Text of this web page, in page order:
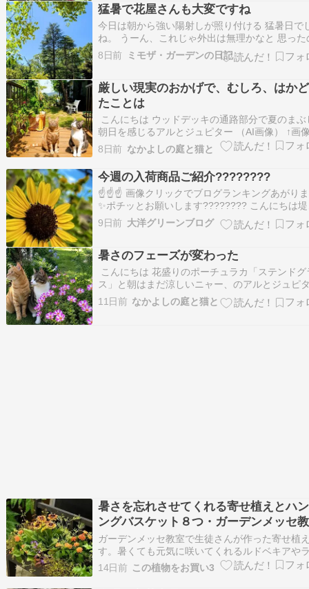
る方々もお体に気…
猛暑で花屋さんも大変ですね
今日は朝から強い陽射しが照り付ける 猛暑日で
ね。 うーん、これじゃ外出は無理かなと 思った
すが、そうしていると毎日 家に閉じ籠ることに
な。。。 こう思って、昼過ぎに外出しました。
青空と樹々の緑がきれい ですね。…
8日前 ミモザ・ガーデンの日記
厳しい現実のおかげで、むしろ、はか
たことは
こんにちは ウッドデッキの通路部分で夏のまぶ
朝日を感じるアルとジュピター （AI画像） ↑画
元写真↓ 左の、収穫BOXに植えてあるのはゴーヤ
「願寿」です。１日２回の水やりで、何とか枯
にいます。 早朝の水やりを終えた庭赤紫のパー
ファンテングラスがふわふわとおしゃれ…
8日前 なかよしの庭と猫と
今週の入荷商品ご紹介????????
☝️☝️☝️ 画像クリックでブログランキングあがり
✨ポチッとお願いします???????? こんにちは
す 季節は夏真っ盛り????????毎日、暑い以外
葉が出ませんが笑暑さに負けず元気に育つ植物
性的な観葉植物や人気の…
9日前 大洋グリーンブログ
暑さのフェーズが変わった
こんにちは 花盛りのポーチュラカ「ステンドグ
ス」と朝はまだ涼しいニャー、のアルとジュピ
（AI画像） ↑画像の元写真↓ 今朝は特にたくさん
てくれてました。もう、来年からは、夏花壇の
11日前 なかよしの庭と猫と
暑さを忘れさせてくれる寄せ植えとハ
ングバスケット８つ・ガーデンメッセ
ガーデンメッセ教室で生徒さんが作った寄せ植
す。暑くても元気に咲いてくれるルドベキアや
タナ、ふんわりとこぼれ落ちる小花で、可愛い
チの寄せ植えができました。ペンタス、エキナ
14日前 この植物をお買い3